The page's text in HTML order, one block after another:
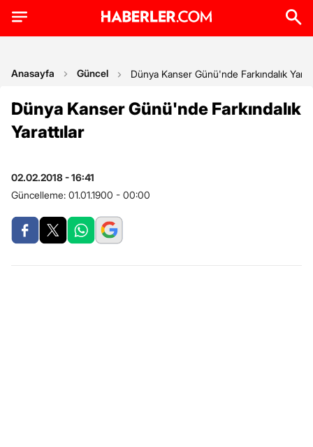
Anasayfa Güncel Dünya Kanser Günü'nde Farkındalık
Dünya Kanser Günü'nde Farkındalık
Yarattılar
02.02.2018 - 16:41
Güncelleme: 01.01.1900 - 00:00